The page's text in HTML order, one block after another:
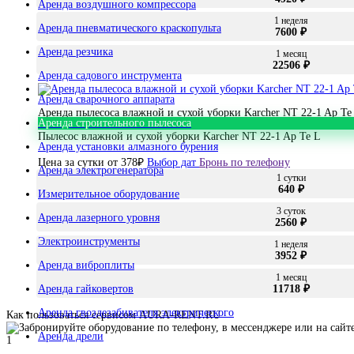
Аренда воздушного компрессора
Аренда пневматического краскопульта
Аренда резчика
Аренда садового инструмента
Аренда сварочного аппарата
Аренда строительного пылесоса
Аренда установки алмазного бурения
Аренда электрогенератора
Измерительное оборудование
Аренда лазерного уровня
Электроинструменты
Аренда виброплиты
Аренда гайковертов
Аренда гвоздезабивателя электрического
Аренда дрели
1 неделя
7600 ₽
1 месяц
22506 ₽
Аренда пылесоса влажной и сухой уборки Karcher NT 22-1 Ap
Пылесос влажной и сухой уборки Karcher NT 22-1 Ap Te L
Цена за сутки от 378₽ Выбор дат Бронь по телефону
1 сутки
640 ₽
3 суток
2560 ₽
1 неделя
3952 ₽
1 месяц
11718 ₽
Как пользоваться сервисом AURA-RENT.RU
1